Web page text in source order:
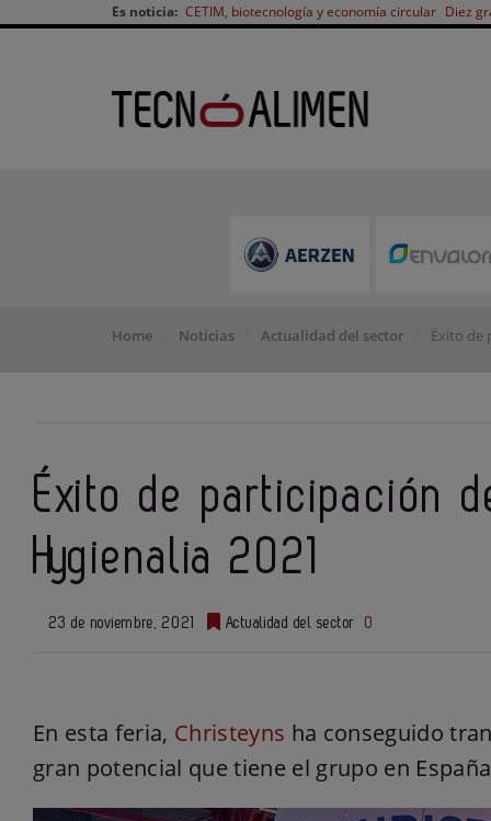
Es noticia: CETIM, biotecnología y economía circular Diez
Home Noticias Actualidad del sector Éxito de
Éxito de participación
Hygienalia 2021
23 de noviembre, 2021 Actualidad del sector 0
En esta feria, Christeyns ha conseguido
gran potencial que tiene el grupo en